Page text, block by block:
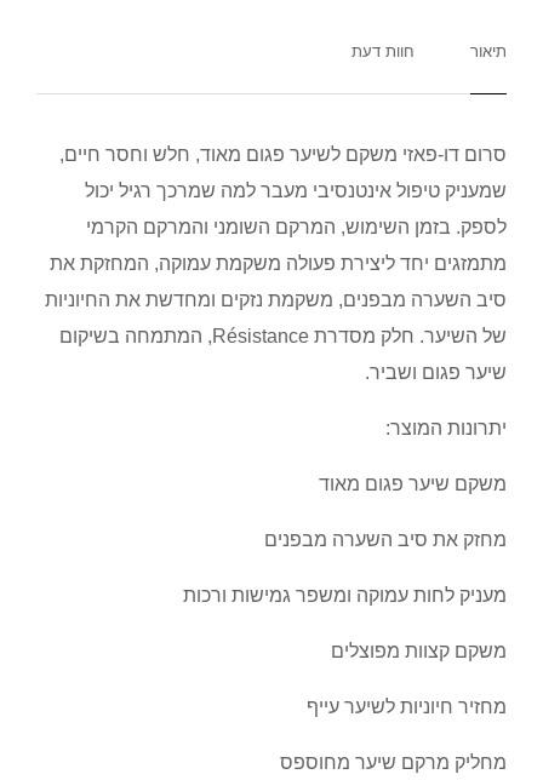
תיאור חוות דעת
סרום דו-פאזי משקם לשיער פגום מאוד, חלש וחסר חיים,
שמעניק טיפול אינטנסיבי מעבר למה שמרכך רגיל יכול
לספק. בזמן השימוש, המרקם השומני והמרקם הקרמי
מתמזגים יחד ליצירת פעולה משקמת עמוקה, המחזקת את
סיב השערה מבפנים, משקמת נזקים ומחדשת את החיוניות
של השיער. חלק מסדרת Résistance, המתמחה בשיקום
שיער פגום ושביר.
יתרונות המוצר:
משקם שיער פגום מאוד
מחזק את סיב השערה מבפנים
מעניק לחות עמוקה ומשפר גמישות ורכות
משקם קצוות מפוצלים
מחזיר חיוניות לשיער עייף
מחליק מרקם שיער מחוספס